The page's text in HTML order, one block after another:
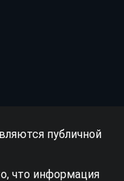
публичной
что информация